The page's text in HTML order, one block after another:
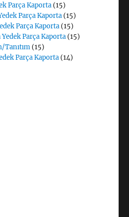
Parça Kaporta (15)
Parça Kaporta (15)
Parça Kaporta (15)
Parça Kaporta (15)
(15)
Parça Kaporta (14)